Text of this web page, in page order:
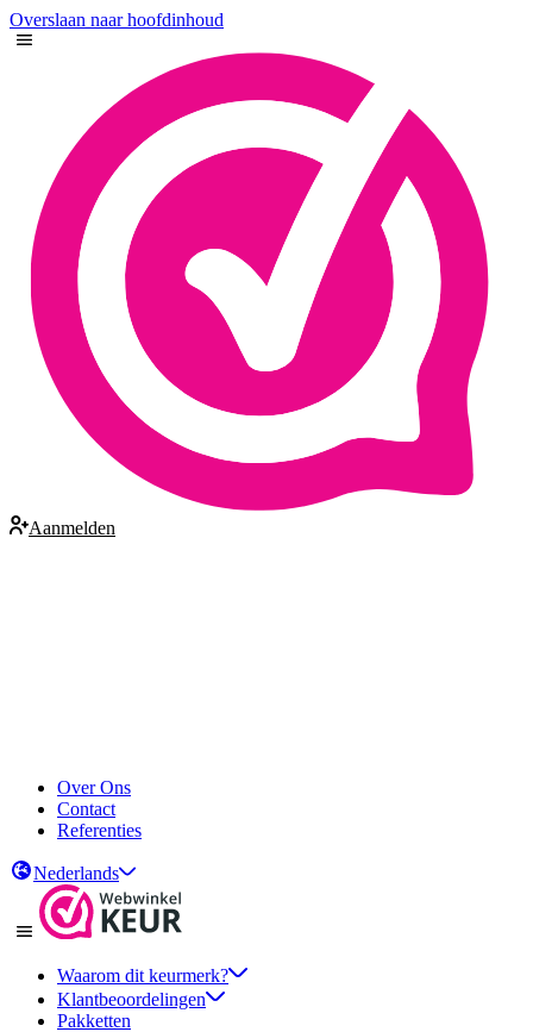
Overslaan naar hoofdinhoud
Aanmelden
Over Ons
Contact
Referenties
Nederlands
Waarom dit keurmerk?
Klantbeoordelingen
Pakketten